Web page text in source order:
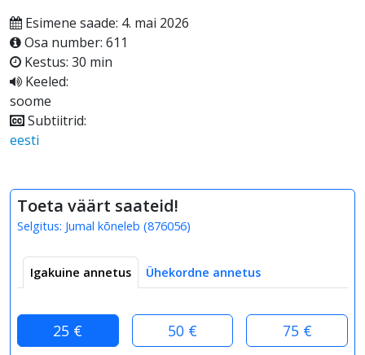
Esimene saade: 4. mai 2026
Osa number: 611
Kestus: 30 min
Keeled:
soome
Subtiitrid:
eesti
Toeta väärt saateid!
Selgitus: Jumal kõneleb (876056)
Igakuine annetus Ühekordne annetus
25 € 50 € 75 €